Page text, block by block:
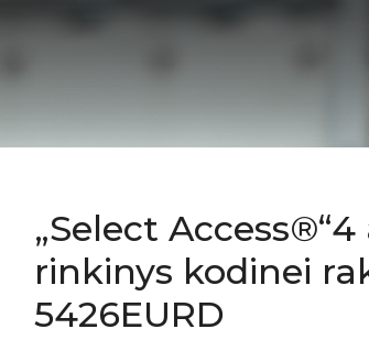
„Select
rinkinys kodinei
5426EURD